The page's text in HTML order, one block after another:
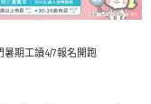
期工讀4/7報名開跑